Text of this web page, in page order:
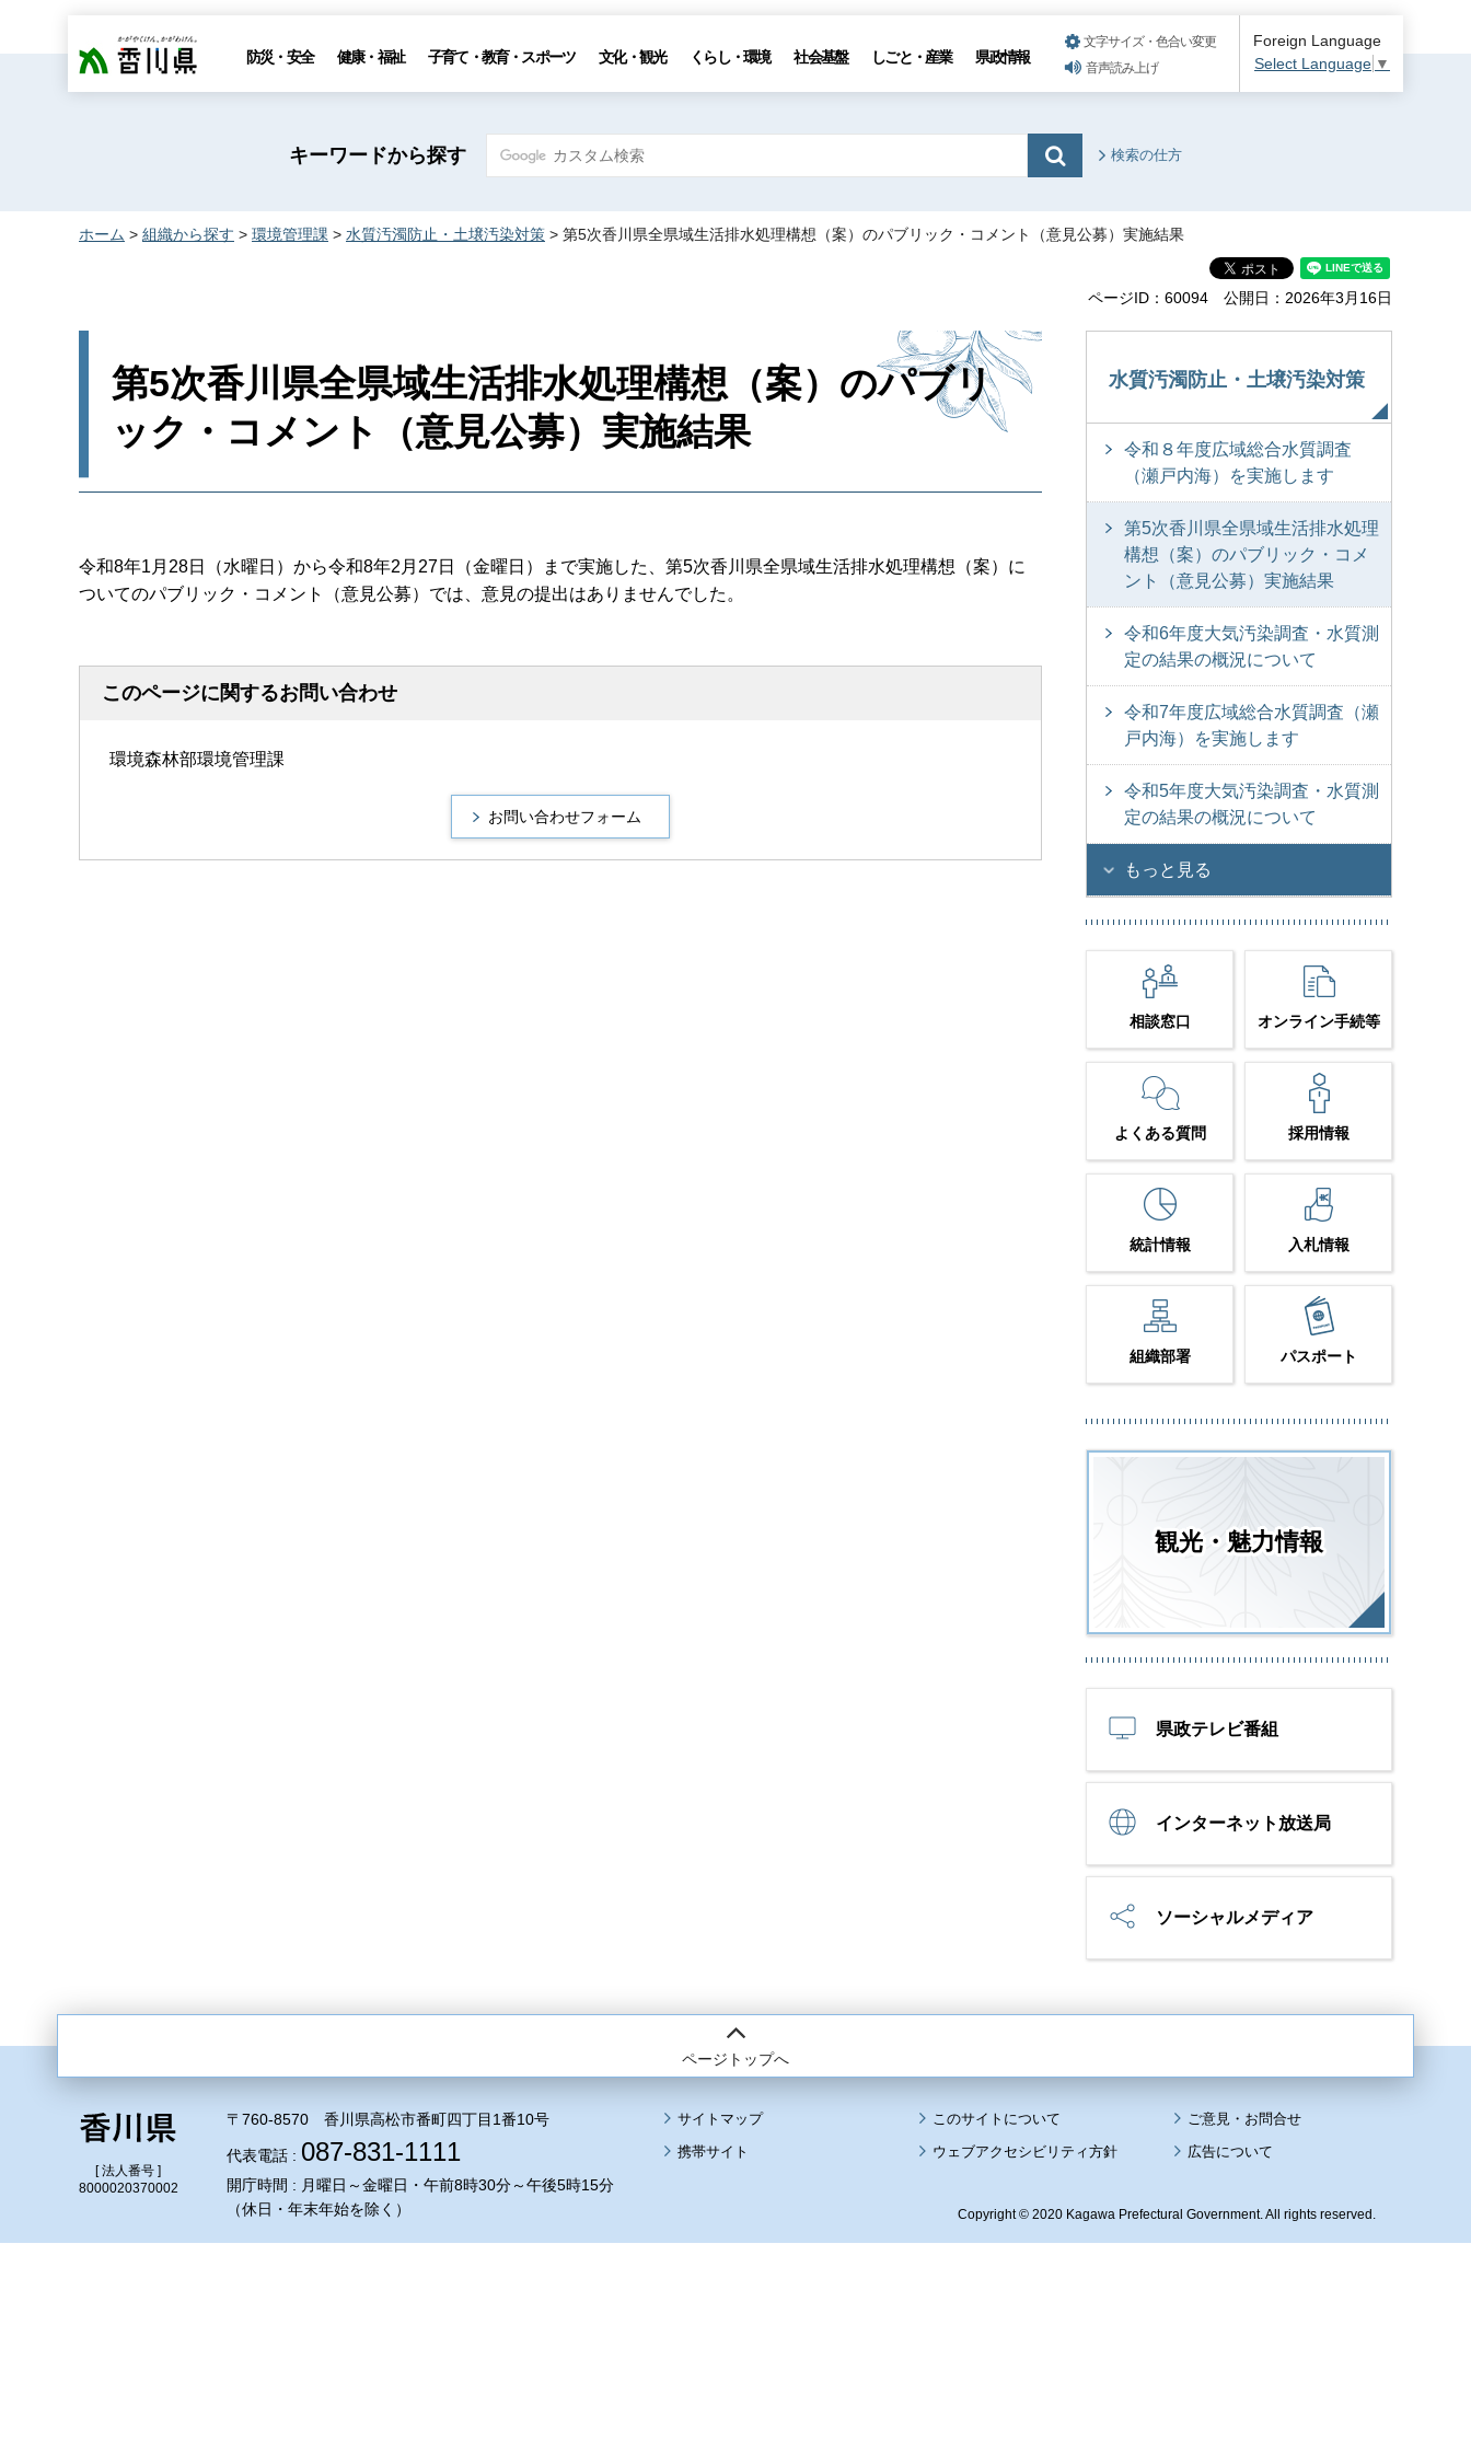
香川県 防災・安全 健康・福祉 子育て・教育・スポーツ 文化・観光 くらし・環境 社会基盤 しごと・産業 県政情報
文字サイズ・色合い変更
音声読み上げ
Foreign Language
Select Language ▼
キーワードから探す 検索の仕方
ホーム > 組織から探す > 環境管理課 > 水質汚濁防止・土壌汚染対策 > 第5次香川県全県域生活排水処理構想（案）のパブリック・コメント（意見公募）実施結果
ページID：60094 公開日：2026年3月16日
第5次香川県全県域生活排水処理構想（案）のパブリ
ック・コメント（意見公募）実施結果
令和8年1月28日（水曜日）から令和8年2月27日（金曜日）まで実施した、第5次香川県全県域生活排水処理構想（案）に
ついてのパブリック・コメント（意見公募）では、意見の提出はありませんでした。
このページに関するお問い合わせ
環境森林部環境管理課
水質汚濁防止・土壌汚染対策
令和８年度広域総合水質調査
（瀬戸内海）を実施します
第5次香川県全県域生活排水処理
構想（案）のパブリック・コメ
ント（意見公募）実施結果
令和6年度大気汚染調査・水質測
定の結果の概況について
令和7年度広域総合水質調査（瀬
戸内海）を実施します
令和5年度大気汚染調査・水質測
定の結果の概況について
もっと見る
相談窓口 オンライン手続等
よくある質問 採用情報
統計情報 入札情報
組織部署 パスポート
観光・魅力情報
県政テレビ番組
インターネット放送局
ソーシャルメディア
ページトップへ
[ 法人番号 ]
8000020370002
〒760-8570 香川県高松市番町四丁目1番10号
代表電話 : 087-831-1111
開庁時間 : 月曜日～金曜日・午前8時30分～午後5時15分
（休日・年末年始を除く）
サイトマップ
このサイトについて
携帯サイト
ウェブアクセシビリティ方針 広告について
Copyright © 2020 Kagawa Prefectural Government. All rights reserved.